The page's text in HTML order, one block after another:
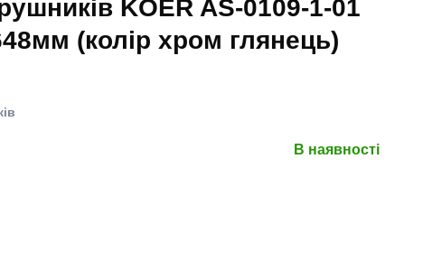
KOER AS-0109-1-01
(колір хром глянець)
В наявності